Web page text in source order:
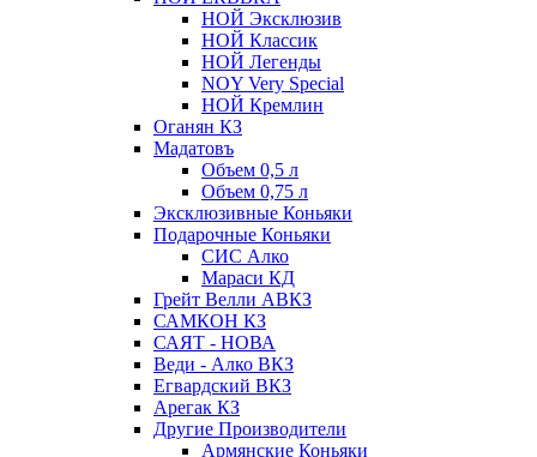
НОЙ Эксклюзив
НОЙ Классик
НОЙ Легенды
NOY Very Speсial
НОЙ Кремлин
Оганян КЗ
Мадатовъ
Объем 0,5 л
Объем 0,75 л
Эксклюзивные Коньяки
Подарочные Коньяки
СИС Алко
Мараси КД
Грейт Велли АВКЗ
САМКОН КЗ
САЯТ - НОВА
Веди - Алко ВКЗ
Егвардский ВКЗ
Арегак КЗ
Другие Производители
Армянские Коньяки